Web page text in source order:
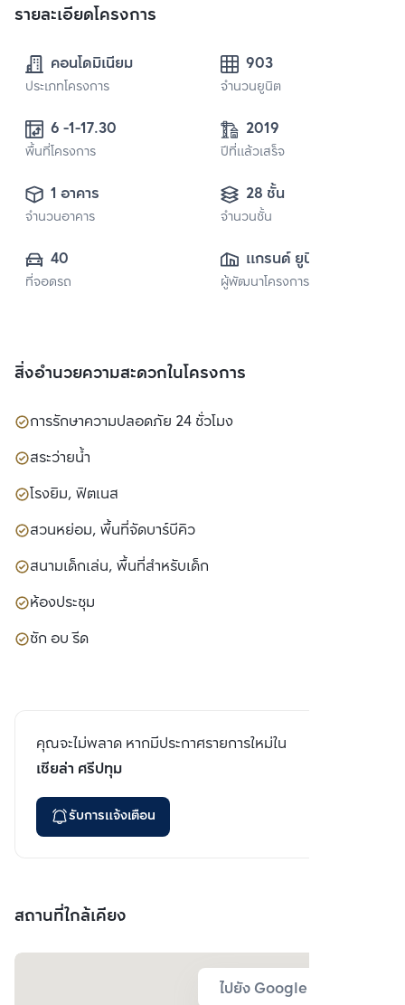
รายละเอียดโครงการ
คอนโดมิเนียม
ประเภทโครงการ
903
จำนวนยูนิต
6 -1-17.30
พื้นที่โครงการ
2019
ปีที่แล้วเสร็จ
1 อาคาร
จำนวนอาคาร
28 ชั้น
จำนวนชั้น
40
ที่จอดรถ
แกรนด์ ยูนิตี้
ดิเวลล็อปเมนท์
ผู้พัฒนาโครงการ
สิ่งอำนวยความสะดวกในโครงการ
การรักษาความปลอดภัย 24 ชั่วโมง
สระว่ายน้ำ
โรงยิม, ฟิตเนส
สวนหย่อม, พื้นที่จัดบาร์บีคิว
สนามเด็กเล่น, พื้นที่สำหรับเด็ก
ห้องประชุม
ซัก อบ รีด
คุณจะไม่พลาด หากมีประกาศรายการใหม่ใน
เซียล่า ศรีปทุม
รับการแจ้งเตือน
สถานที่ใกล้เคียง
ไปยัง Google Map